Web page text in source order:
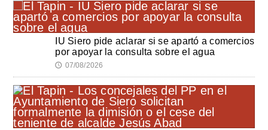
IU Siero pide aclarar si se apartó a comercios
por apoyar la consulta sobre el agua
🕔 07/08/2026